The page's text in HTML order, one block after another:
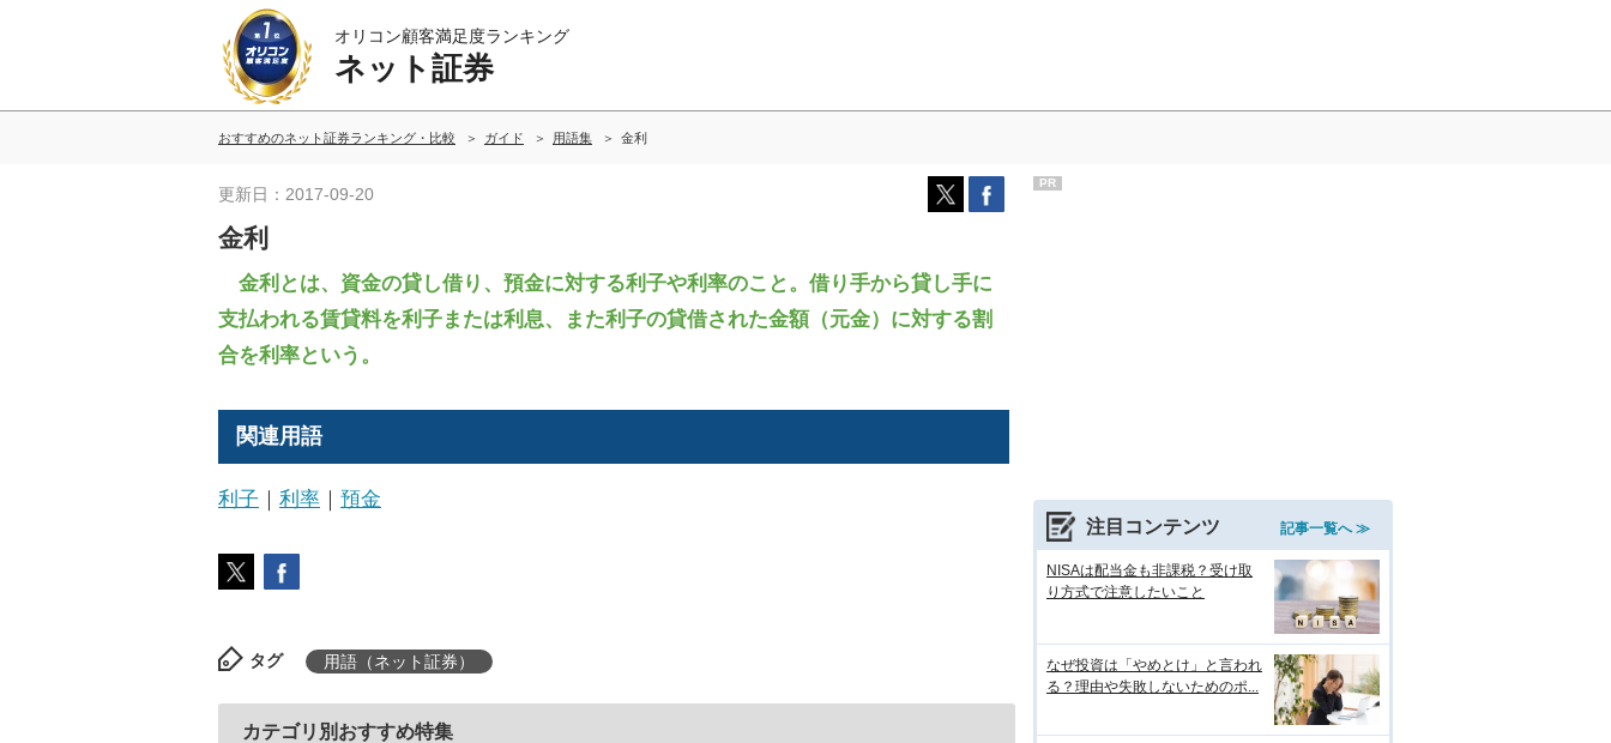
オリコン顧客満足度ランキング
ネット証券
おすすめのネット証券ランキング・比較 ガイド 用語集 金利
更新日：2017-09-20
金利
金利とは、資金の貸し借り、預金に対する利子や利率のこと。借り手から貸し手に
支払われる賃貸料を利子または利息、また利子の貸借された金額（元金）に対する割
合を利率という。
関連用語
利子 ｜ 利率 ｜ 預金
タグ 用語（ネット証券）
カテゴリ別おすすめ特集
PR
注目コンテンツ 記事一覧へ ≫
NISAは配当金も非課税？受け取
り方式で注意したいこと
なぜ投資は「やめとけ」と言われ
る？理由や失敗しないためのポ...